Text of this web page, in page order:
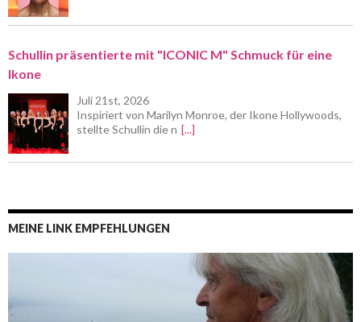
Schullin präsentierte mit "ICONIC M" Schmuck für eine
Ikone
Juli 21st, 2026
Inspiriert von Marilyn Monroe, der Ikone Hollywoods,
stellte Schullin die n [...]
MEINE LINK EMPFEHLUNGEN